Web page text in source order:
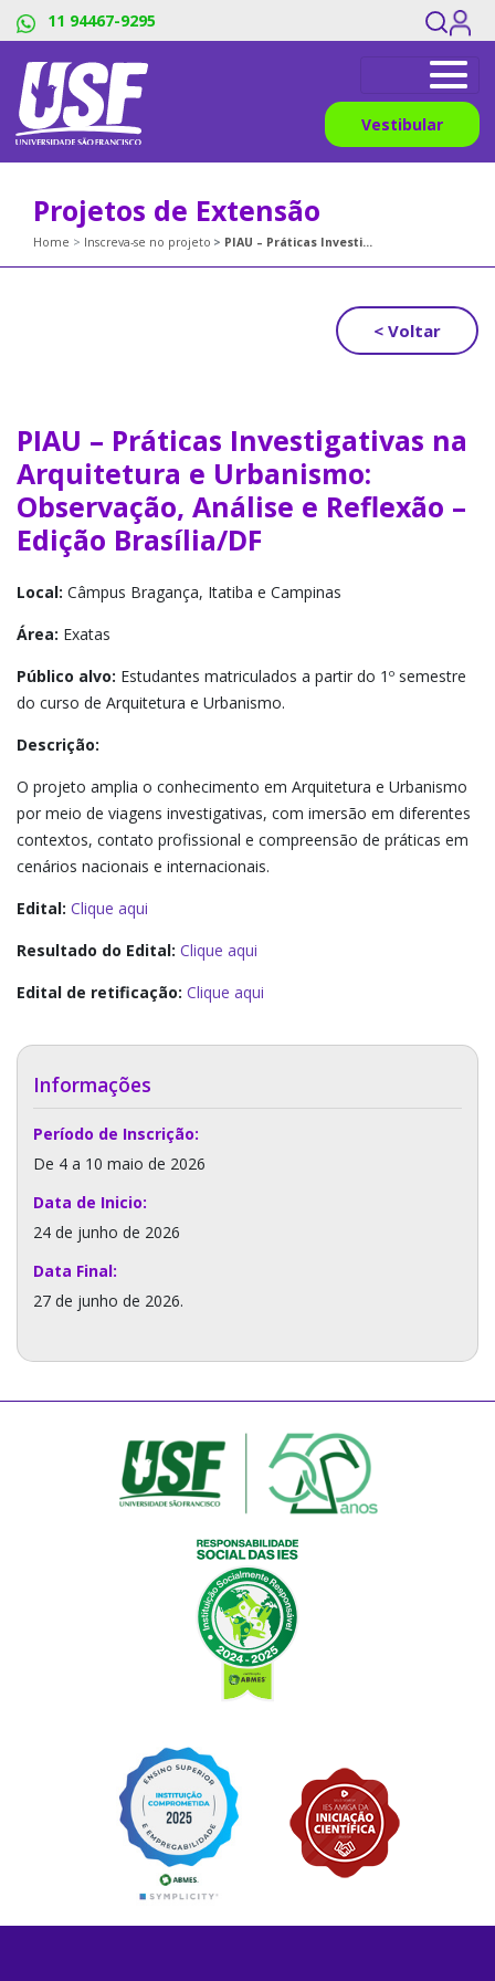
11 94467-9295
Vestibular
Projetos de Extensão
Home Inscreva-se no projeto PIAU – Práticas Investigativas na Arquitetura e Urbanismo: Observação, Análise e Reflexão – Edição Brasília/DF
< Voltar
PIAU – Práticas Investigativas na
Arquitetura e Urbanismo:
Observação, Análise e Reflexão –
Edição Brasília/DF
Local: Câmpus Bragança, Itatiba e Campinas
Área: Exatas
Público alvo: Estudantes matriculados a partir do 1º semestre
do curso de Arquitetura e Urbanismo.
Descrição:
O projeto amplia o conhecimento em Arquitetura e Urbanismo
por meio de viagens investigativas, com imersão em diferentes
contextos, contato profissional e compreensão de práticas em
cenários nacionais e internacionais.
Edital: Clique aqui
Resultado do Edital: Clique aqui
Edital de retificação: Clique aqui
Informações
Período de Inscrição:
De 4 a 10 maio de 2026
Data de Inicio:
24 de junho de 2026
Data Final:
27 de junho de 2026.